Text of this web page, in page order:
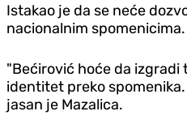
Istakao je da se neće
nacionalnim spomenicima.
"Bećirović hoće da
identitet preko spomenika.
jasan je Mazalica.